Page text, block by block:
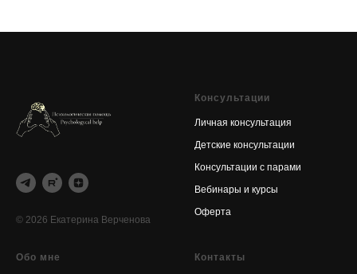
© 2026 Екатерина Верченова
Консультации
Личная консультация
Детские консультации
Консультации с парами
Вебинары и курсы
Оферта
Обо мне Контакты